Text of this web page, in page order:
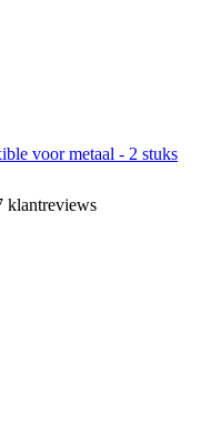
voor metaal - 2 stuks
klantreviews